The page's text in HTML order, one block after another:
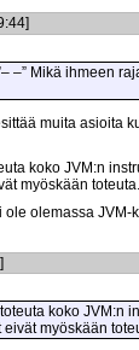
–” Mikä ihmeen
muita asioita
koko JVM:n
myöskään toteuta.
ole olemassa JVM-
koko JVM:n
myöskään